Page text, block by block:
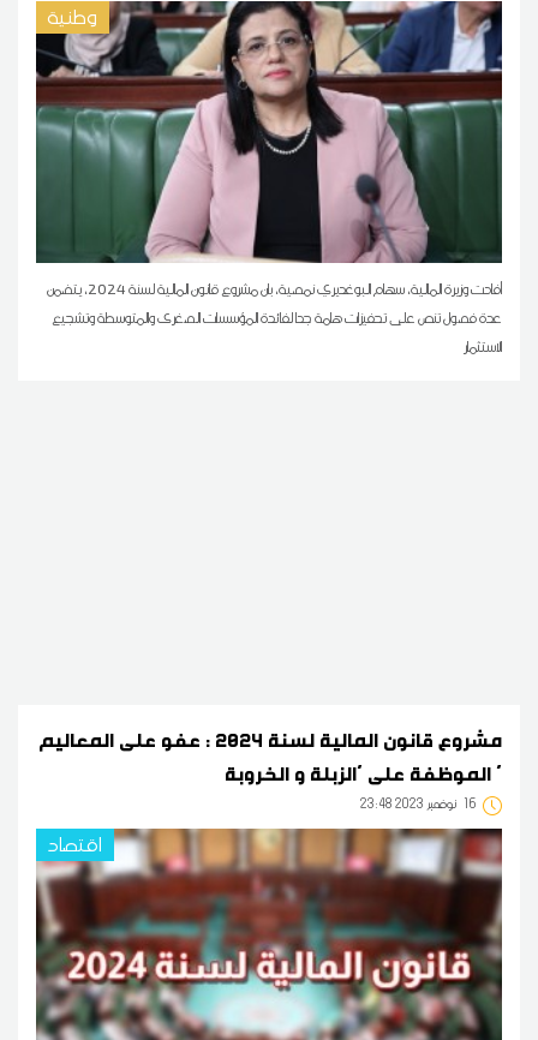
وطنية
أفادت وزيرة المالية، سهام البوغديري نمصية، بان مشروع قانون المالية لسنة 2024، يتضمن
عدة فصول تنص على تحفيزات هامة جدا لفائدة المؤسسات الصغرى والمتوسطة وتشجيع
الاستثمار
مشروع قانون المالية لسنة 2024 : عفو على المعاليم
الموظفة على 'الزبلة و الخروبة '
16 23:48 2023 نوفمبر
اقتصاد